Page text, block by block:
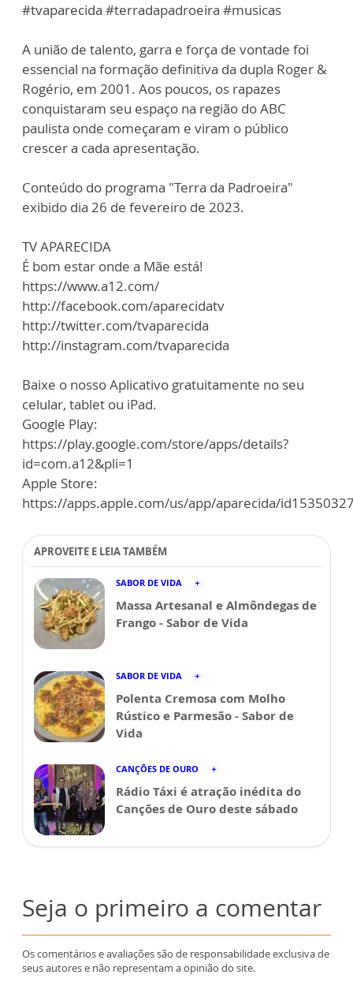
#tvaparecida #terradapadroeira #musicas
A união de talento, garra e força de vontade foi
essencial na formação definitiva da dupla Roger &
Rogério, em 2001. Aos poucos, os rapazes
conquistaram seu espaço na região do ABC
paulista onde começaram e viram o público
crescer a cada apresentação.
Conteúdo do programa "Terra da Padroeira"
exibido dia 26 de fevereiro de 2023.
TV APARECIDA
É bom estar onde a Mãe está!
https://www.a12.com/
http://facebook.com/aparecidatv
http://twitter.com/tvaparecida
http://instagram.com/tvaparecida
Baixe o nosso Aplicativo gratuitamente no seu
celular, tablet ou iPad.
Google Play:
https://play.google.com/store/apps/details?
id=com.a12&pli=1
Apple Store:
https://apps.apple.com/us/app/aparecida/
APROVEITE E LEIA TAMBÉM
SABOR DE VIDA
Massa Artesanal e Almôndegas de
Frango - Sabor de Vida
SABOR DE VIDA
Polenta Cremosa com Molho
Rústico e Parmesão - Sabor de
Vida
CANÇÕES DE OURO
Rádio Táxi é atração inédita do
Canções de Ouro deste sábado
Seja o primeiro a comentar
Os comentários e avaliações são de responsabilidade exclusiva de
seus autores e não representam a opinião do site.